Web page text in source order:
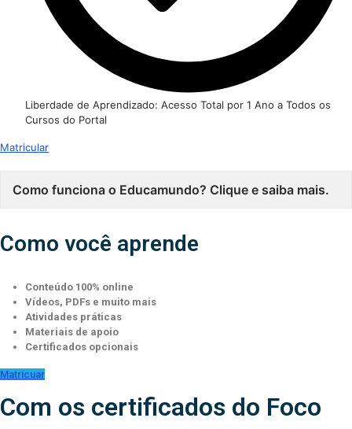
Liberdade de Aprendizado: Acesso Total por 1 Ano a Todos os
Cursos do Portal
Matricular
Como funciona o Educamundo? Clique e saiba mais.
Como você aprende
Conteúdo 100% online
Vídeos, PDFs e muito mais
Atividades práticas
Materiais de apoio
Certificados opcionais
Matricuar
Com os certificados do Foco